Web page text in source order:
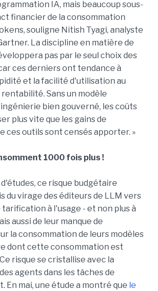
IA, mais beaucoup sous-
financier de la consommation
souligne Nitish Tyagi, analyste
La discipline en matière de
pas par le seul choix des
ces derniers ont tendance à
et la facilité d'utilisation au
Sans un modèle
bien gouverné, les coûts
plus vite que les gains de
ces outils sont censés apporter. »
1000 fois plus !
ce risque budgétaire
du virage des éditeurs de LLM vers
tarification à l'usage - et non plus à
aussi de leur manque de
la consommation de leurs modèles
dont cette consommation est
risque se cristallise avec la
agents dans les tâches de
En mai, une étude a montré que le